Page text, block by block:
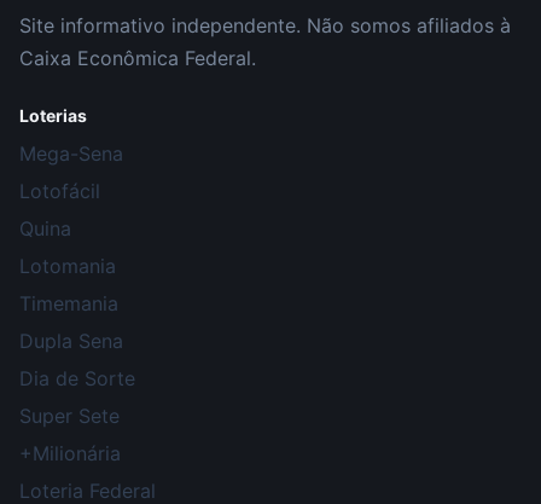
Site informativo independente. Não somos afiliados à
Caixa Econômica Federal.
Loterias
Mega-Sena
Lotofácil
Quina
Lotomania
Timemania
Dupla Sena
Dia de Sorte
Super Sete
+Milionária
Loteria Federal